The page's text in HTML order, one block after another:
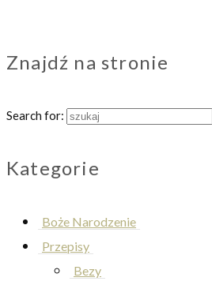
Znajdź na stronie
Search for:
Kategorie
Boże Narodzenie
Przepisy
Bezy